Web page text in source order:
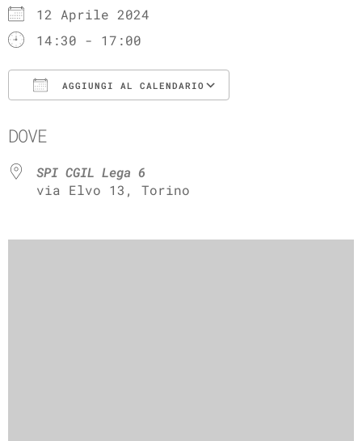
12 Aprile 2024
14:30 - 17:00
AGGIUNGI AL CALENDARIO
DOVE
SPI CGIL Lega 6
via Elvo 13, Torino